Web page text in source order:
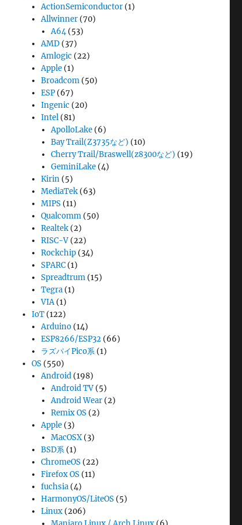
ActionSemiconductor (1)
Allwinner (70)
A64(53)
AMD (37)
Amlogic (22)
Apple (1)
Broadcom (50)
ESP (67)
Ingenic (20)
Intel (81)
ApolloLake(6)
Bay Trail(Z3735など) (10)
Cherry Trail/Braswell(z8300など) (19)
GeminiLake(4)
Kirin (5)
MediaTek (63)
MIPS (11)
Qualcomm (50)
Realtek (2)
RISC-V (22)
Rockchip (34)
SPARC (1)
Spreadtrum (15)
Tegra (1)
VIA(1)
IoT (122)
Arduino (14)
ESP8266/ESP32 (66)
ラズパイPico系 (1)
OS (550)
Android (198)
Android TV(5)
Android Wear(2)
Remix OS(2)
Apple (3)
MacOSX(3)
BSD系 (1)
ChromeOS (22)
Firefox OS (11)
fuchsia (4)
HarmonyOS/LiteOS (5)
Linux (206)